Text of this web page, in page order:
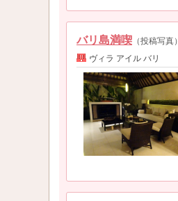
バリ島満喫 （投稿写真）
ヴィラ アイル バリ